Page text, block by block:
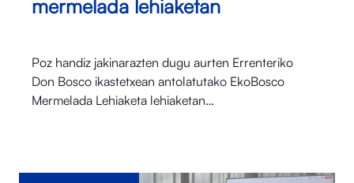
mermelada lehiaketan
Poz handiz jakinarazten dugu aurten Errenteriko
Don Bosco ikastetxean antolatutako EkoBosco
Mermelada Lehiaketa lehiaketan…